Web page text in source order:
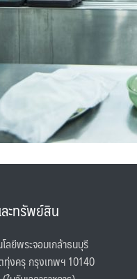
ะทรัพย์สิน
ลยีพระจอมเกล้าธนบุรี
ทุ่งครุ กรุงเทพฯ 10140